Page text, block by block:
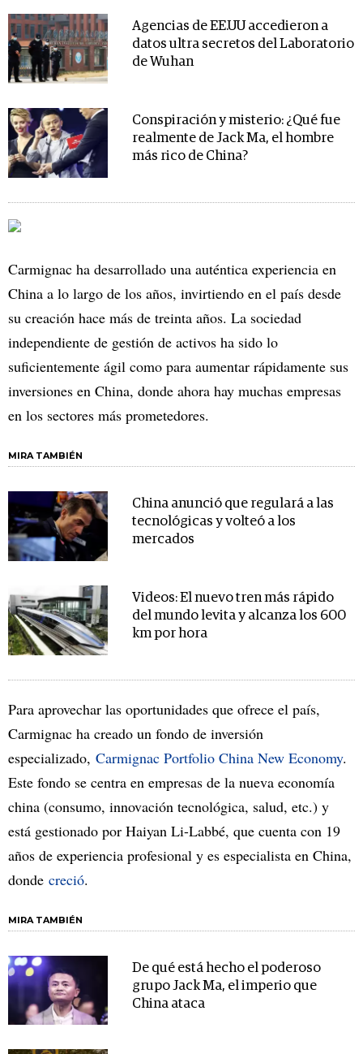
Agencias de EE.UU accedieron a
datos ultra secretos del Laboratorio
de Wuhan
Conspiración y misterio: ¿Qué fue
realmente de Jack Ma, el hombre
más rico de China?
Carmignac ha desarrollado una auténtica experiencia en
China a lo largo de los años, invirtiendo en el país desde
su creación hace más de treinta años. La sociedad
independiente de gestión de activos ha sido lo
suficientemente ágil como para aumentar rápidamente sus
inversiones en China, donde ahora hay muchas empresas
en los sectores más prometedores.
MIRA TAMBIÉN
China anunció que regulará a las
tecnológicas y volteó a los
mercados
Videos: El nuevo tren más rápido
del mundo levita y alcanza los 600
km por hora
Para aprovechar las oportunidades que ofrece el país,
Carmignac ha creado un fondo de inversión
especializado, Carmignac Portfolio China New Economy.
Este fondo se centra en empresas de la nueva economía
china (consumo, innovación tecnológica, salud, etc.) y
está gestionado por Haiyan Li-Labbé, que cuenta con 19
años de experiencia profesional y es especialista en China,
donde creció.
MIRA TAMBIÉN
De qué está hecho el poderoso
grupo Jack Ma, el imperio que
China ataca